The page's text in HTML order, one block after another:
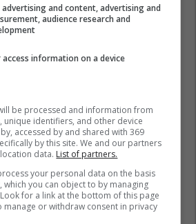
advertising and content, advertising and
audience research and
information on a device
be processed and information from
unique identifiers, and other device
accessed by and shared with 369
by this site. We and our partners
data. List of partners.
your personal data on the basis
which you can object to by managing
for a link at the bottom of this page
manage or withdraw consent in privacy